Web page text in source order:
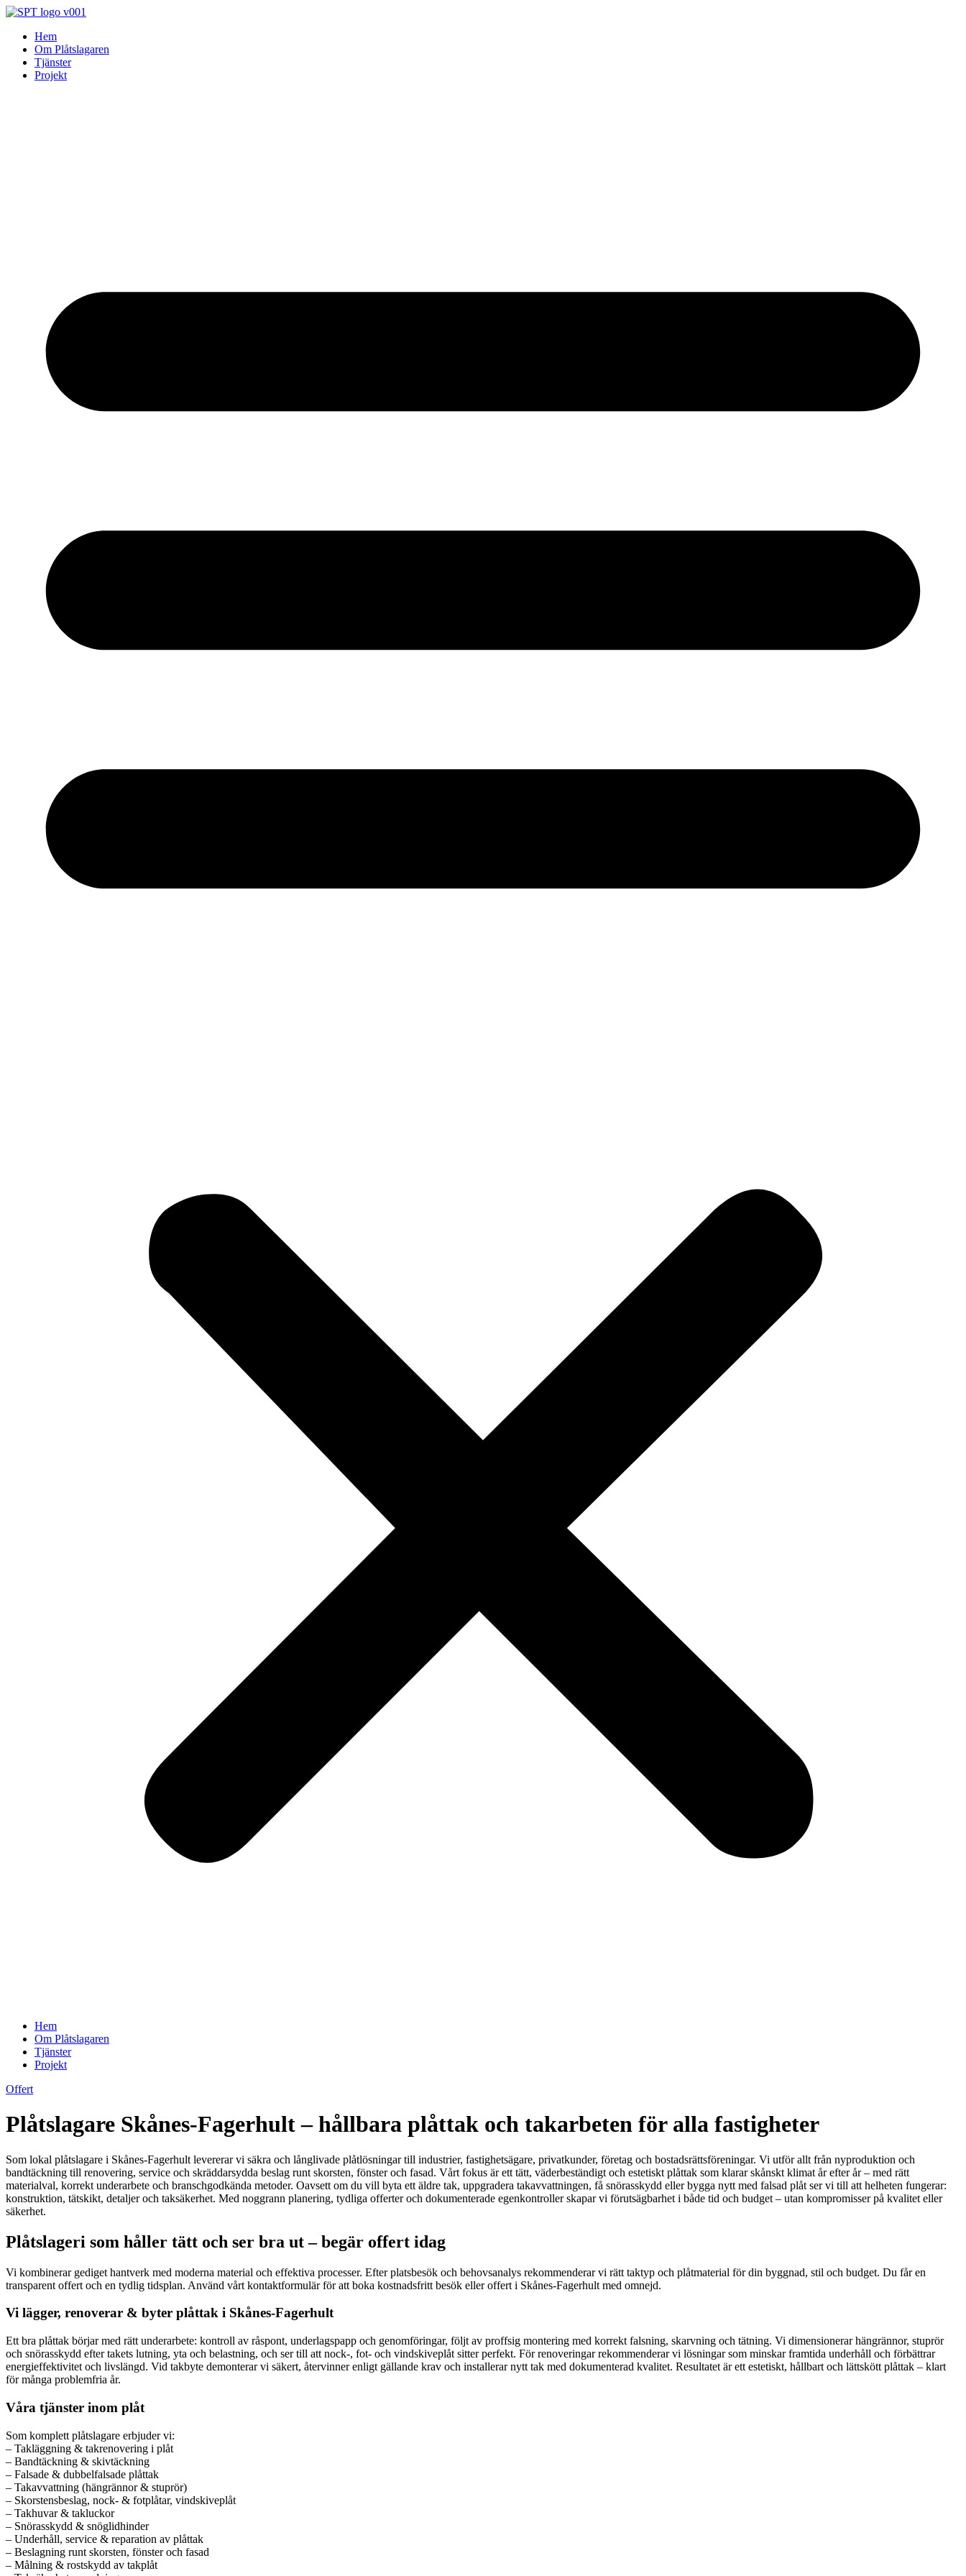
Skip
contentHem
Om Plåtslagaren
Tjänster
Projekt
Hem
Om Plåtslagaren
Tjänster
Projekt
Offert
Plåtslagare Skånes-Fagerhult – hållbara plåttak och takarbeten för alla fastigheter
Som lokal plåtslagare i Skånes-Fagerhult levererar vi säkra och långlivade plåtlösningar till industrier, fastighetsägare, privatkunder, företag och bostadsrättsföreningar. Vi utför allt från nyproduktion och
bandtäckning till renovering, service och skräddarsydda beslag runt skorsten, fönster och fasad. Vårt fokus är ett tätt, väderbeständigt och estetiskt plåttak som klarar skånskt klimat år efter år – med rätt
materialval, korrekt underarbete och branschgodkända metoder. Oavsett om du vill byta ett äldre tak, uppgradera takavvattningen, få snörasskydd eller bygga nytt med falsad plåt ser vi till att helheten fungerar:
konstruktion, tätskikt, detaljer och taksäkerhet. Med noggrann planering, tydliga offerter och dokumenterade egenkontroller skapar vi förutsägbarhet i både tid och budget – utan kompromisser på kvalitet eller
säkerhet.
Plåtslageri som håller tätt och ser bra ut – begär offert idag
Vi kombinerar gediget hantverk med moderna material och effektiva processer. Efter platsbesök och behovsanalys rekommenderar vi rätt taktyp och plåtmaterial för din byggnad, stil och budget. Du får en
transparent offert och en tydlig tidsplan. Använd vårt kontaktformulär för att boka kostnadsfritt besök eller offert i Skånes-Fagerhult med omnejd.
Vi lägger, renoverar & byter plåttak i Skånes-Fagerhult
Ett bra plåttak börjar med rätt underarbete: kontroll av råspont, underlagspapp och genomföringar, följt av proffsig montering med korrekt falsning, skarvning och tätning. Vi dimensionerar hängrännor, stuprör
och snörasskydd efter takets lutning, yta och belastning, och ser till att nock-, fot- och vindskiveplåt sitter perfekt. För renoveringar rekommenderar vi lösningar som minskar framtida underhåll och förbättrar
energieffektivitet och livslängd. Vid takbyte demonterar vi säkert, återvinner enligt gällande krav och installerar nytt tak med dokumenterad kvalitet. Resultatet är ett estetiskt, hållbart och lättskött plåttak – klart
för många problemfria år.
Våra tjänster inom plåt
Som komplett plåtslagare erbjuder vi:
– Takläggning & takrenovering i plåt
– Bandtäckning & skivtäckning
– Falsade & dubbelfalsade plåttak
– Takavvattning (hängrännor & stuprör)
– Skorstensbeslag, nock- & fotplåtar, vindskiveplåt
– Takhuvar & takluckor
– Snörasskydd & snöglidhinder
– Underhåll, service & reparation av plåttak
– Beslagning runt skorsten, fönster och fasad
– Målning & rostskydd av takplåt